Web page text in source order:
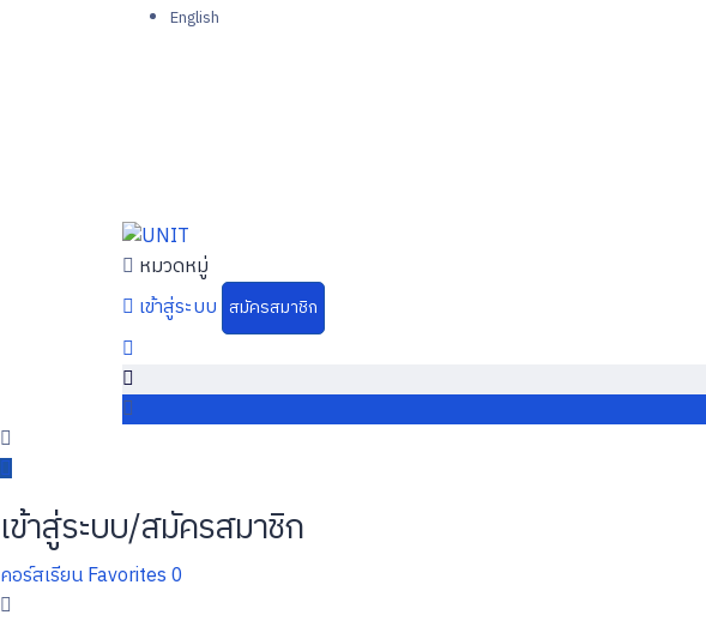
English
หมวดหมู่
เข้าสู่ระบบ สมัครสมาชิก
เข้าสู่ระบบ/สมัครสมาชิก
คอร์สเรียนFavorites0